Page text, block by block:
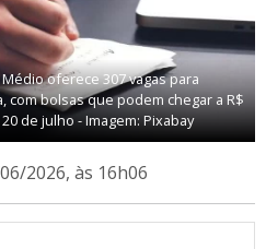
oferece 307 vagas para
com bolsas que podem chegar a R$
de julho - Imagem: Pixabay
2026, às 16h06